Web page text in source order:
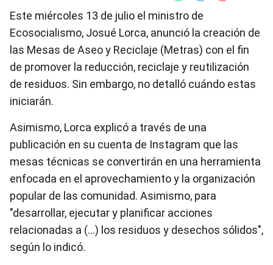
Este miércoles 13 de julio el ministro de
Ecosocialismo, Josué Lorca, anunció la creación de
las Mesas de Aseo y Reciclaje (Metras) con el fin
de promover la reducción, reciclaje y reutilización
de residuos. Sin embargo, no detalló cuándo estas
iniciarán.
Asimismo, Lorca explicó a través de una
publicación en su cuenta de Instagram que las
mesas técnicas se convertirán en una herramienta
enfocada en el aprovechamiento y la organización
popular de las comunidad. Asimismo, para
"desarrollar, ejecutar y planificar acciones
relacionadas a (…) los residuos y desechos sólidos",
según lo indicó.